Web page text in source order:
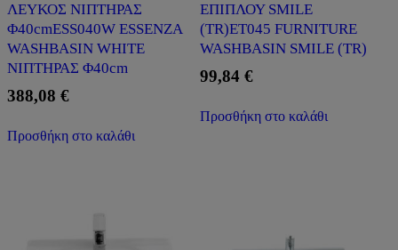
ΛΕΥΚΟΣ ΝΙΠΤΗΡΑΣ
Φ40cmESS040W ESSENZA
WASHBASIN WHITE
ΝΙΠΤΗΡΑΣ Φ40cm
388,08 €
Προσθήκη στο καλάθι
ΕΠΙΠΛΟΥ SMILE
(ΤR)ET045 FURNITURE
WASHBASIN SMILE (ΤR)
99,84 €
Προσθήκη στο καλάθι